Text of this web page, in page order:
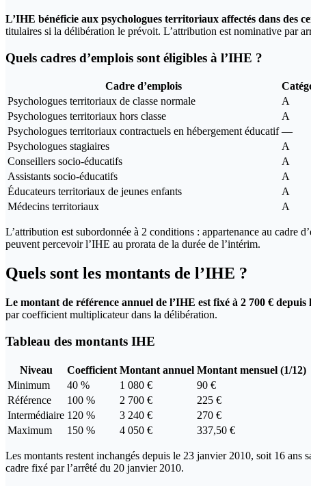
L’IHE bénéficie aux psychologues territoriaux affectés dans des
titulaires si la délibération le prévoit. L’attribution est nominative par
Quels cadres d’emplois sont éligibles à l’IHE ?
Cadre d’emplois
Psychologues territoriaux de classe normale
A
Psychologues territoriaux hors classe
A
Psychologues territoriaux contractuels en hébergement éducatif —
Psychologues stagiaires
A
Conseillers socio-éducatifs
A
Assistants socio-éducatifs
A
Éducateurs territoriaux de jeunes enfants
A
Médecins territoriaux
A
L’attribution est subordonnée à 2 conditions : appartenance au cadre
peuvent percevoir l’IHE au prorata de la durée de l’intérim.
Quels sont les montants de l’IHE ?
Le montant de référence annuel de l’IHE est fixé à 2 700 € depuis
par coefficient multiplicateur dans la délibération.
Tableau des montants IHE
Niveau Coefficient Montant annuel Montant mensuel (1/12)
Minimum
40 % 1 080 €
90 €
Référence
100 % 2 700 €
225 €
Intermédiaire 120 % 3 240 €
270 €
Maximum
150 % 4 050 € 337,50 €
Les montants restent inchangés depuis le 23 janvier 2010, soit 16
cadre fixé par l’arrêté du 20 janvier 2010.